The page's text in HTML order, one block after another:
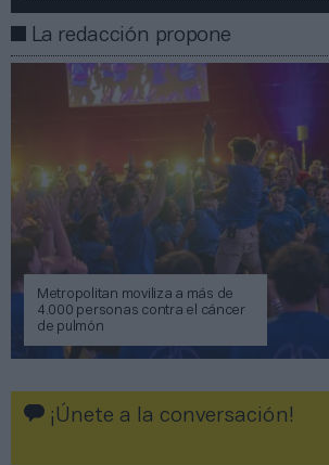
La redacción propone
Metropolitan moviliza a más de
4.000 personas contra el cáncer
de pulmón
¡Únete a la conversación!